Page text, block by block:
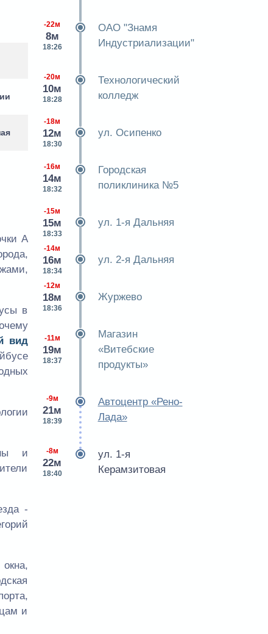
А
в
вид
и
-
и
-22м
8м
18:26
ОАО "Знамя
Индустриализации"
-20м
10м
18:28
Технологический
колледж
-18м
12м
18:30
ул. Осипенко
-16м
14м
18:32
Городская
поликлиника №5
-15м
15м
18:33
ул. 1-я Дальняя
-14м
16м
18:34
ул. 2-я Дальняя
-12м
18м
18:36
Журжево
-11м
19м
18:37
Магазин
«Витебские
продукты»
-9м
21м
18:39
Автоцентр «Рено-
Лада»
-8м
22м
18:40
ул. 1-я
Керамзитовая